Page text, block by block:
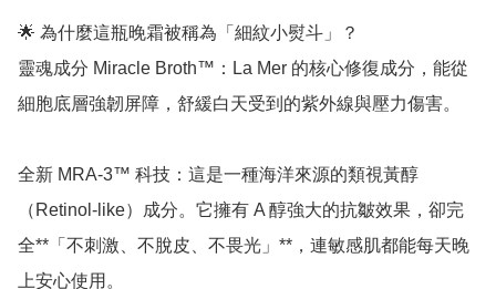
🌟 為什麼這瓶晚霜被稱為「細紋小熨斗」？
靈魂成分 Miracle Broth™：La Mer 的核心修復成分，能從
細胞底層強韌屏障，舒緩白天受到的紫外線與壓力傷害。
全新 MRA-3™ 科技：這是一種海洋來源的類視黃醇
（Retinol-like）成分。它擁有 A 醇強大的抗皺效果，卻完
全**「不刺激、不脫皮、不畏光」**，連敏感肌都能每天晚
上安心使用。